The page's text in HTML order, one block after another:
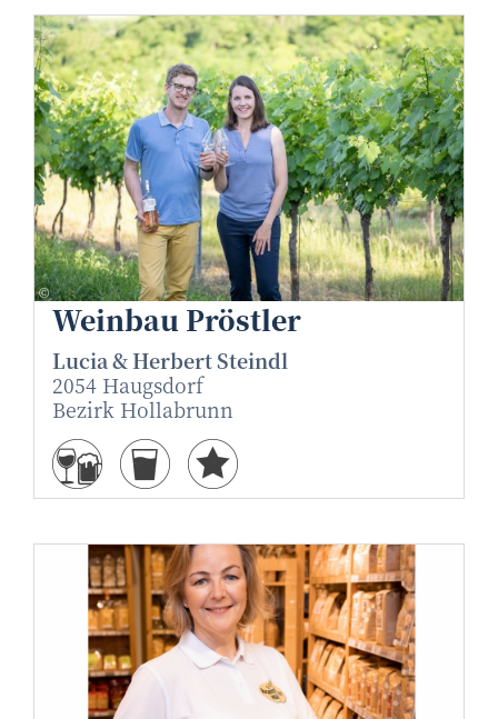
©weinbau Pröstler
Weinbau Pröstler
Lucia & Herbert Steindl
2054 Haugsdorf
Bezirk Hollabrunn